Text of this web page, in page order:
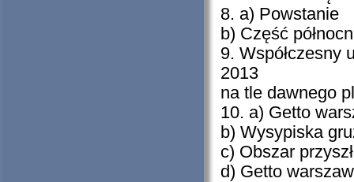
8. a) Powstanie
b) Część
9. Współczesny
2013
na tle dawnego
10. a) Getto
b) Wysypiska
c) Obszar
d) Getto